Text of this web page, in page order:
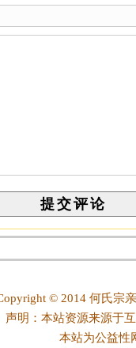
© 2014何氏宗
声明：本站资源来源于
本站为公益性